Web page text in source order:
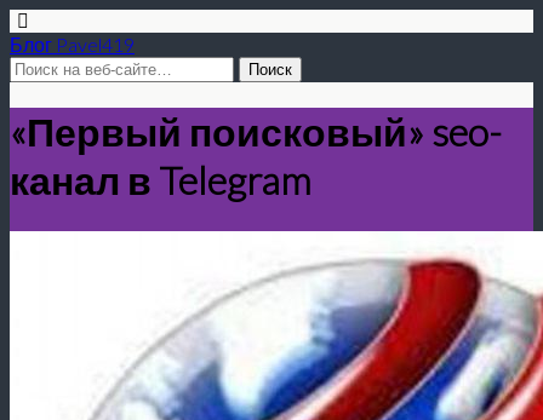
Блог Pavel419
«Первый поисковый» seo-
канал в Telegram